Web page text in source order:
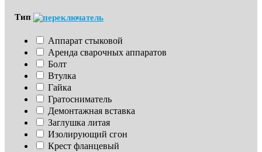
Тип
Аппарат стыковой
Аренда сварочных аппаратов
Болт
Втулка
Гайка
Гратосниматель
Демонтажная вставка
Заглушка литая
Изoлирующий сгон
Крест фланцевый